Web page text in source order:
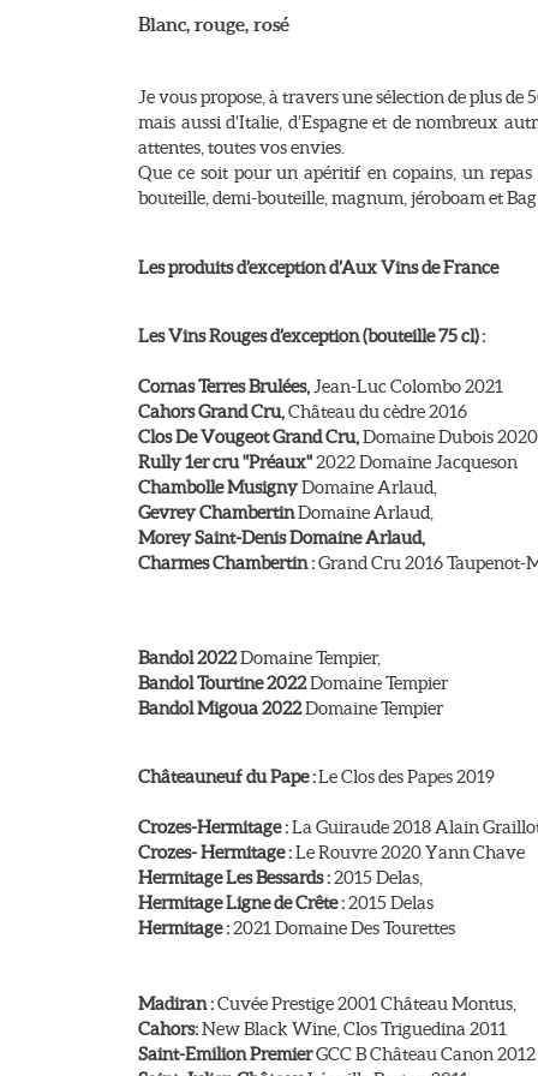
Blanc, rouge, rosé
Je vous propose, à travers une sélection de plus
mais aussi d’Italie, d’Espagne et de nombreux
attentes, toutes vos envies.
Que ce soit pour un apéritif en copains, un
bouteille, demi-bouteille, magnum, jéroboam et Bag
Les produits d’exception d’Aux Vins de France
Les Vins Rouges d’exception (bouteille 75 cl) :
Cornas Terres Brulées, Jean-Luc Colombo 2021
Cahors Grand Cru,Château du cèdre 2016
Clos De Vougeot Grand Cru,Domaine Dubois 2020
Rully 1er cru "Préaux"2022 Domaine Jacqueson
Chambolle MusignyDomaine Arlaud,
Gevrey ChambertinDomaine Arlaud,
Morey Saint-Denis Domaine Arlaud,
Charmes Chambertin :Grand Cru 2016 Taupenot-
Bandol 2022Domaine Tempier,
Bandol Tourtine 2022Domaine Tempier
Bandol Migoua 2022Domaine Tempier
Châteauneuf du Pape :Le Clos des Papes 2019
Crozes-Hermitage :La Guiraude 2018 Alain
Crozes- Hermitage :Le Rouvre 2020 Yann Chave
Hermitage Les Bessards :2015 Delas,
Hermitage Ligne de Crête :2015 Delas
Hermitage :2021 Domaine Des Tourettes
Madiran :Cuvée Prestige 2001 Château Montus,
Cahors:New Black Wine, Clos Triguedina 2011
Saint-Emilion PremierGCC B Château Canon 2012